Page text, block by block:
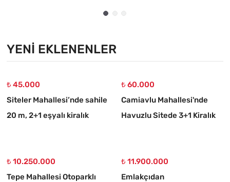
YENI EKLENENLER
₺ 45.000
Siteler Mahallesi’nde sahile
20 m, 2+1 eşyalı kiralık
₺ 60.000
Camiavlu Mahallesi'nde
Havuzlu Sitede 3+1 Kiralık
₺ 10.250.000
Tepe Mahallesi Otoparklı
₺ 11.900.000
Emlakçıdan